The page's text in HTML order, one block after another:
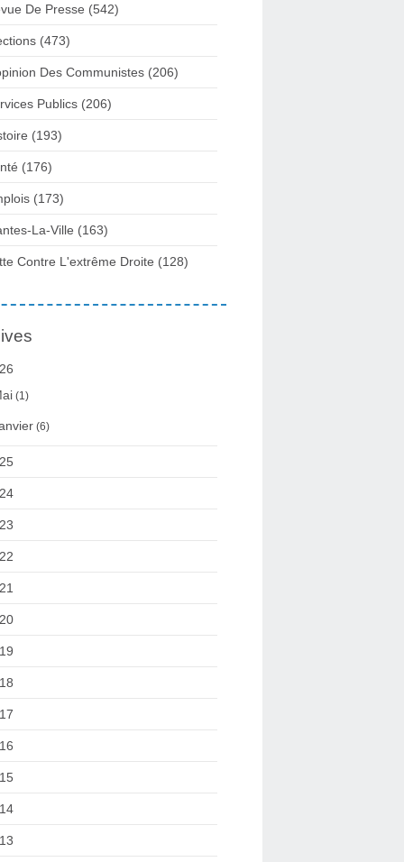
De Presse (542)
(473)
Des Communistes (206)
Publics (206)
(193)
(176)
(173)
La-Ville (163)
Contre L'extrême Droite (128)
(1)
(6)